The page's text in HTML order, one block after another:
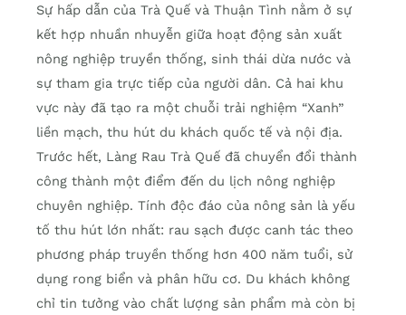
Sự hấp dẫn của Trà Quế và Thuận Tình nằm ở sự
kết hợp nhuần nhuyễn giữa hoạt động sản xuất
nông nghiệp truyền thống, sinh thái dừa nước và
sự tham gia trực tiếp của người dân. Cả hai khu
vực này đã tạo ra một chuỗi trải nghiệm “Xanh”
liền mạch, thu hút du khách quốc tế và nội địa.
Trước hết, Làng Rau Trà Quế đã chuyển đổi thành
công thành một điểm đến du lịch nông nghiệp
chuyên nghiệp. Tính độc đáo của nông sản là yếu
tố thu hút lớn nhất: rau sạch được canh tác theo
phương pháp truyền thống hơn 400 năm tuổi, sử
dụng rong biển và phân hữu cơ. Du khách không
chỉ tin tưởng vào chất lượng sản phẩm mà còn bị